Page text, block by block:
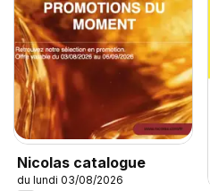
Nicolas catalogue
du lundi 03/08/2026